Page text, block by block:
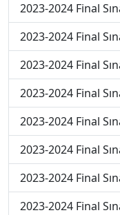
2023-2024 Final
2023-2024 Final
2023-2024 Final
2023-2024 Final
2023-2024 Final
2023-2024 Final
2023-2024 Final
2023-2024 Final